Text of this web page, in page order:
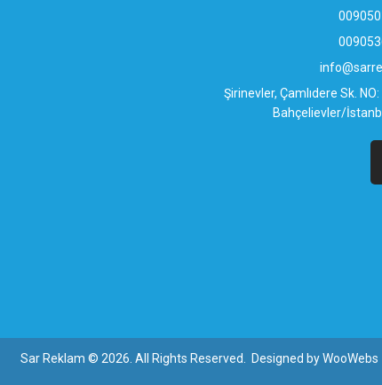
Şirinevler, Çamlıdere Sk.
Bahçelievler/
Sar Reklam © 2026. All Rights Reserved. Designed byWooWebs